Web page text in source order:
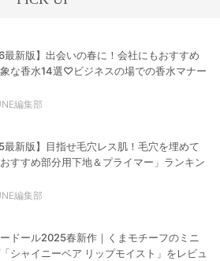
最新版】出会いの春に！会社にもおすすめ
な香水14選♡ビジネスの場での香水マナー
編集部
最新版】目指せ毛穴レス肌！毛穴を埋めて
すすめ部分用下地＆プライマー」ランキン
編集部
ドール2025春新作｜くまモチーフのミニ
シャイニーベア リップモイスト」をレビュ